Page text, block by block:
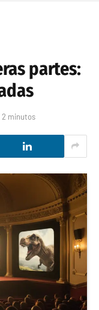
partes:
2 minutos